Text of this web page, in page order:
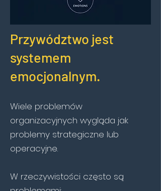
Przywództwo jest
systemem
emocjonalnym.
Wiele problemów
organizacyjnych wygląda jak
problemy strategiczne lub
operacyjne.
W rzeczywistości często są